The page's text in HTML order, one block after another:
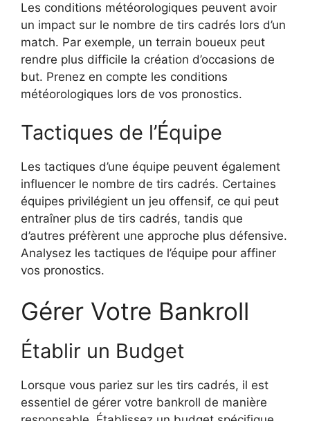
Les conditions météorologiques peuvent avoir
un impact sur le nombre de tirs cadrés lors d’un
match. Par exemple, un terrain boueux peut
rendre plus difficile la création d’occasions de
but. Prenez en compte les conditions
météorologiques lors de vos pronostics.
Tactiques de l’Équipe
Les tactiques d’une équipe peuvent également
influencer le nombre de tirs cadrés. Certaines
équipes privilégient un jeu offensif, ce qui peut
entraîner plus de tirs cadrés, tandis que
d’autres préfèrent une approche plus défensive.
Analysez les tactiques de l’équipe pour affiner
vos pronostics.
Gérer Votre Bankroll
Établir un Budget
Lorsque vous pariez sur les tirs cadrés, il est
essentiel de gérer votre bankroll de manière